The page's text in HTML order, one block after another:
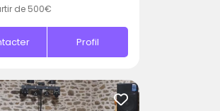
de 500€
Profil